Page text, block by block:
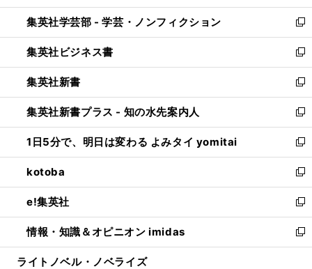
開
く
ウ
で
開
く
ン
ド
ウ
で
開
く
ウ
ィ
ン
ド
ウ
で
開
く
集英社学芸部 - 学芸・ノンフィクション
新
し
い
ウ
ィ
ン
ド
ウ
で
開
く
集英社ビジネス書
新
し
い
ウ
ィ
ン
ド
ウ
で
開
く
集英社新書
新
し
い
ウ
ィ
ン
ド
ウ
で
開
く
集英社新書プラス - 知の水先案内人
新
し
い
ウ
ィ
ン
ド
ウ
で
開
1日5分で、明日は変わる よみタイ yomitai
新
し
い
ウ
ィ
ン
ド
ウ
kotoba
新
し
い
ウ
ィ
ン
e!集英社
新
し
い
ウ
情報・知識＆オピニオン imidas
新
し
ライトノベル・ノベライズ